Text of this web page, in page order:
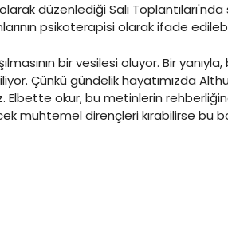
düzenlediği Salı Toplantıları'nda
psikoterapisi olarak ifade
bir vesilesi oluyor. Bir yanıyla,
Çünkü gündelik hayatımızda
Elbette okur, bu metinlerin
muhtemel dirençleri kırabilirse bu